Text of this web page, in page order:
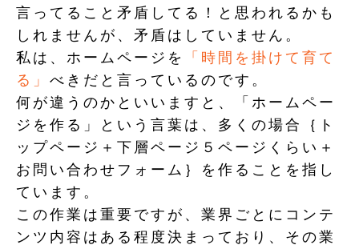
言ってること矛盾してる！と思われるかも
しれませんが、矛盾はしていません。
私は、ホームページを
「時間を掛けて育て
る」 べきだと言っているのです。
何が違うのかといいますと、「ホームペー
ジを作る」という言葉は、多くの場合｛ト
ップページ＋下層ページ５ページくらい＋
お問い合わせフォーム｝を作ることを指し
ています。
この作業は重要ですが、業界ごとにコンテ
ンツ内容はある程度決まっており、その業